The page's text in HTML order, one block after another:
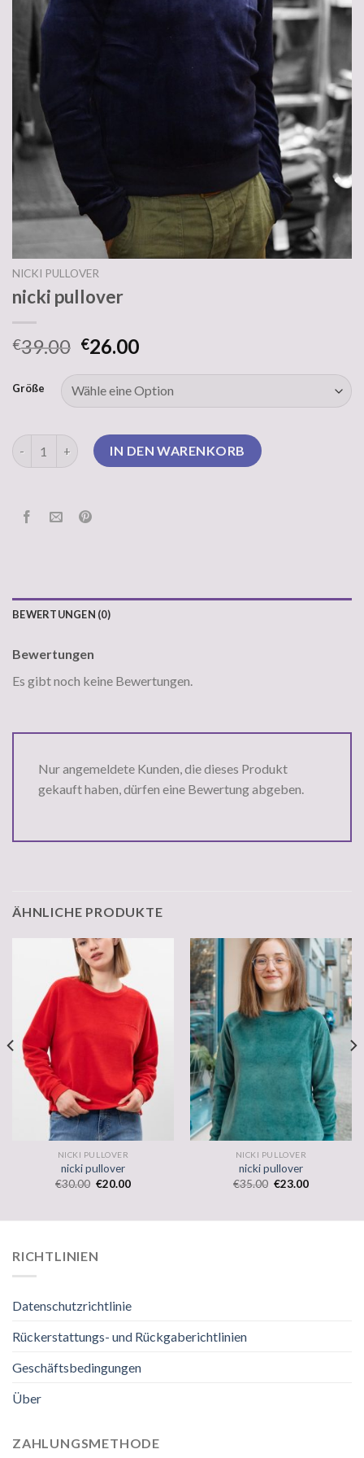
NICKI PULLOVER
nicki pullover
€39.00 €26.00
Größe
nicki pullover MengeIN DEN WARENKORB
BEWERTUNGEN (0)
Bewertungen
Es gibt noch keine Bewertungen.
Nur angemeldete Kunden, die dieses Produkt
gekauft haben, dürfen eine Bewertung abgeben.
ÄHNLICHE PRODUKTE
NICKI PULLOVER
nicki pullover
€30.00 €20.00
NICKI PULLOVER
nicki pullover
€35.00 €23.00
RICHTLINIEN
Datenschutzrichtlinie
Rückerstattungs- und Rückgaberichtlinien
Geschäftsbedingungen
Über
ZAHLUNGSMETHODE